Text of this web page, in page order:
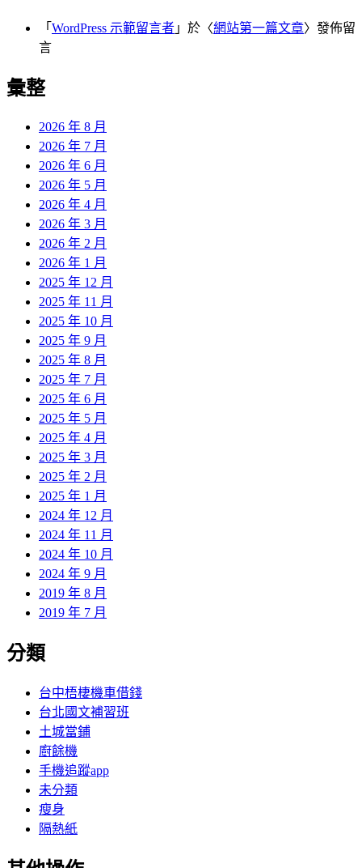
「 WordPress 示範留言者 」於〈網站第一篇文章〉發佈留
言
彙整
2026 年 8 月
2026 年 7 月
2026 年 6 月
2026 年 5 月
2026 年 4 月
2026 年 3 月
2026 年 2 月
2026 年 1 月
2025 年 12 月
2025 年 11 月
2025 年 10 月
2025 年 9 月
2025 年 8 月
2025 年 7 月
2025 年 6 月
2025 年 5 月
2025 年 4 月
2025 年 3 月
2025 年 2 月
2025 年 1 月
2024 年 12 月
2024 年 11 月
2024 年 10 月
2024 年 9 月
2019 年 8 月
2019 年 7 月
分類
台中梧棲機車借錢
台北國文補習班
土城當鋪
廚餘機
手機追蹤app
未分類
瘦身
隔熱紙